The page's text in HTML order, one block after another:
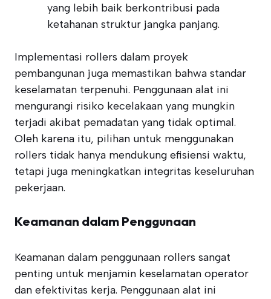
yang lebih baik berkontribusi pada
ketahanan struktur jangka panjang.
Implementasi rollers dalam proyek
pembangunan juga memastikan bahwa standar
keselamatan terpenuhi. Penggunaan alat ini
mengurangi risiko kecelakaan yang mungkin
terjadi akibat pemadatan yang tidak optimal.
Oleh karena itu, pilihan untuk menggunakan
rollers tidak hanya mendukung efisiensi waktu,
tetapi juga meningkatkan integritas keseluruhan
pekerjaan.
Keamanan dalam Penggunaan
Keamanan dalam penggunaan rollers sangat
penting untuk menjamin keselamatan operator
dan efektivitas kerja. Penggunaan alat ini